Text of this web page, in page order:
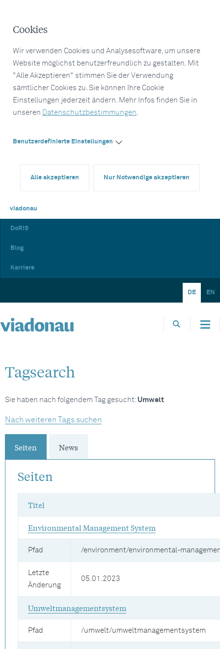
Cookies
Wir verwenden Cookies und Analysesoftware, um unsere
Website möglichst benutzerfreundlich zu gestalten. Mit
"Alle Akzeptieren" stimmen Sie der Verwendung
sämtlicher Cookies zu. Sie können Ihre Cookie
Einstellungen jederzeit ändern. Mehr Infos finden Sie in
unseren Datenschutzbestimmungen.
Benutzerdefinierte Einstellungen
Alle akzeptieren Nur Notwendige akzeptieren
viadonau
DoRIS
Blog
Karriere
DE EN
Tagsearch
Sie haben nach folgendem Tag gesucht: Umwelt
Nach weiteren Tags suchen
Seiten News
Seiten
Titel
Environmental Management System
Pfad /environment/environmental-
Letzte
Änderung
05.01.2023
Umweltmanagementsystem
Pfad /umwelt/umweltmanagementsystem